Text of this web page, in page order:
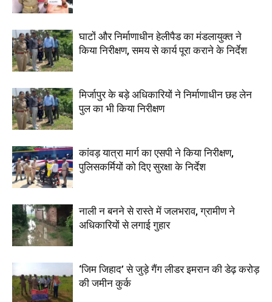
घाटों और निर्माणाधीन हेलीपैड का मंडलायुक्त ने
किया निरीक्षण, समय से कार्य पूरा कराने के निर्देश
मिर्जापुर के बड़े अधिकारियों ने निर्माणाधीन छह लेन
पुल का भी किया निरीक्षण
कांवड़ यात्रा मार्ग का एसपी ने किया निरीक्षण,
पुलिसकर्मियों को दिए सुरक्षा के निर्देश
नाली न बनने से रास्ते में जलभराव, ग्रामीण ने
अधिकारियों से लगाई गुहार
‘जिम जिहाद’ से जुड़े गैंग लीडर इमरान की डेढ़ करोड़
की जमीन कुर्क